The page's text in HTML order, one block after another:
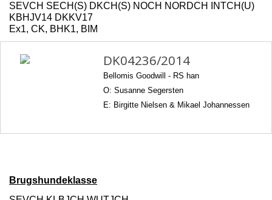
VIL DU BETÆNKE DGK MED EN ARV
TILSKUD TIL ØJENLYSNING OG
RYGFOTOGRAFERING 2026
SEVCH SECH(S) DKCH(S) NOCH NORDCH INTCH(U)
KBHJV14 DKKV17
Ex1, CK, BHK1, BIM
DK04236/2014
Bellomis Goodwill - RS han
O: Susanne Segersten
E: Birgitte Nielsen & Mikael Johannessen
Brugshundeklasse